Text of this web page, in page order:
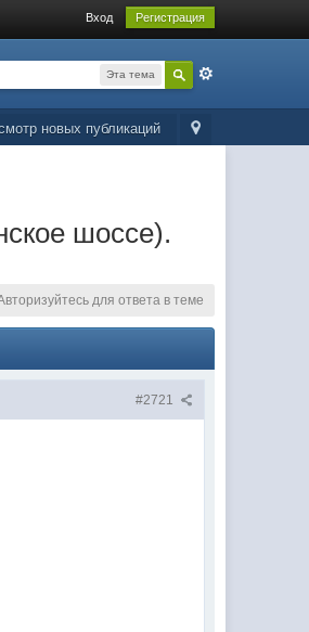
Вход Регистрация
Эта тема
новых публикаций
шоссе).
для ответа в теме
#2721